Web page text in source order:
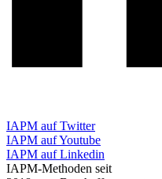
IAPM auf Twitter
IAPM auf Youtube
IAPM auf Linkedin
IAPM-Methoden seit